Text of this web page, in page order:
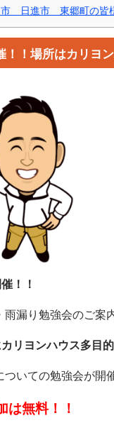
市 日進市 東郷町の皆
！！場所はカリヨ
！！
漏り勉強会のご案
リヨンハウス多目
いての勉強会が開
は無料！！